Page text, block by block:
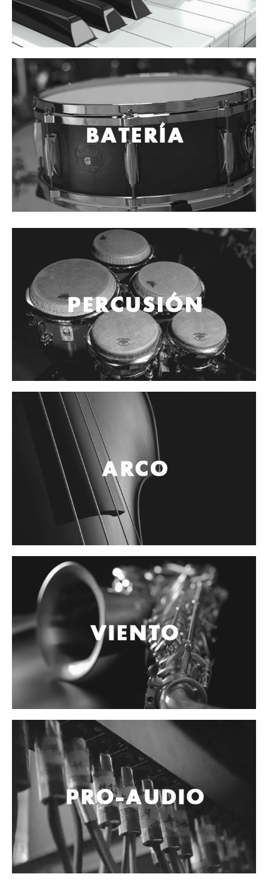
Instalaciones
Cámara, computadora y celular
Pedestales y soportes
Accesorios
Cables
Audio Profesional
Columnas pasivas
Columnas activas
Amplificadores
Consolas mezcladoras
Procesadores y efectos
Interfaz para grabación
Audífonos y monitoreo personal
Estantes y soportes
Instalaciones y publicidad
Accesorios
Tornamesa
Mezcladora
Interfaz
Audifonos
Accesorios
Luces y Escenario
Strobos
Maquinas de humo y escenario
Controladores
Accesorios
Instrumento
Micrófono
Video y USB
Espigas y conectores
Accesorios
Otros Instrumentos de Cuerdas
Mandolina
Banjo
Mariachi